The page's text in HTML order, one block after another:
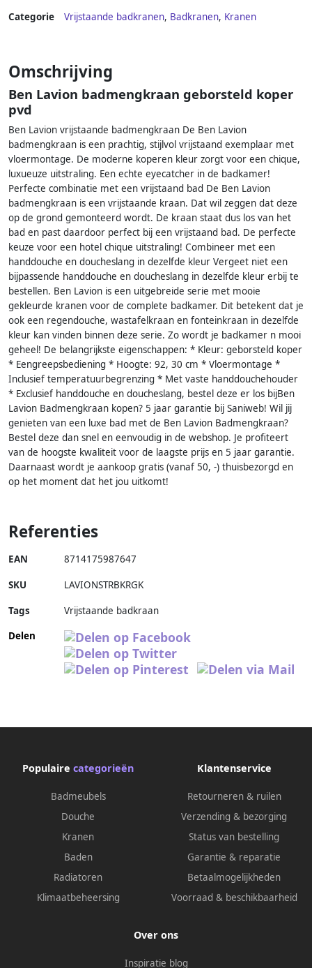
Categorie Vrijstaande badkranen, Badkranen, Kranen
Omschrijving
Ben Lavion badmengkraan geborsteld koper
pvd
Ben Lavion vrijstaande badmengkraan De Ben Lavion
badmengkraan is een prachtig, stijlvol vrijstaand exemplaar met
vloermontage. De moderne koperen kleur zorgt voor een chique,
luxueuze uitstraling. Een echte eyecatcher in de badkamer!
Perfecte combinatie met een vrijstaand bad De Ben Lavion
badmengkraan is een vrijstaande kraan. Dat wil zeggen dat deze
op de grond gemonteerd wordt. De kraan staat dus los van het
bad en past daardoor perfect bij een vrijstaand bad. De perfecte
keuze voor een hotel chique uitstraling! Combineer met een
handdouche en doucheslang in dezelfde kleur Vergeet niet een
bijpassende handdouche en doucheslang in dezelfde kleur erbij te
bestellen. Ben Lavion is een uitgebreide serie met mooie
gekleurde kranen voor de complete badkamer. Dit betekent dat je
ook een regendouche, wastafelkraan en fonteinkraan in dezelfde
kleur kan vinden binnen deze serie. Zo wordt je badkamer n mooi
geheel! De belangrijkste eigenschappen: * Kleur: geborsteld koper
* Eengreepsbediening * Hoogte: 92, 30 cm * Vloermontage *
Inclusief temperatuurbegrenzing * Met vaste handdouchehouder
* Exclusief handdouche en doucheslang, bestel deze er los bijBen
Lavion Badmengkraan kopen? 5 jaar garantie bij Saniweb! Wil jij
genieten van een luxe bad met de Ben Lavion Badmengkraan?
Bestel deze dan snel en eenvoudig in de webshop. Je profiteert
van de hoogste kwaliteit voor de laagste prijs en 5 jaar garantie.
Daarnaast wordt je aankoop gratis (vanaf 50, -) thuisbezorgd en
op het moment dat het jou uitkomt!
Referenties
EAN 8714175987647
SKU LAVIONSTRBKRGK
Tags
Vrijstaande badkraan
Delen
Populaire categorieën
Badmeubels
Douche
Kranen
Baden
Radiatoren
Klimaatbeheersing
Klantenservice
Retourneren & ruilen
Verzending & bezorging
Status van bestelling
Garantie & reparatie
Betaalmogelijkheden
Voorraad & beschikbaarheid
Over ons
Inspiratie blog